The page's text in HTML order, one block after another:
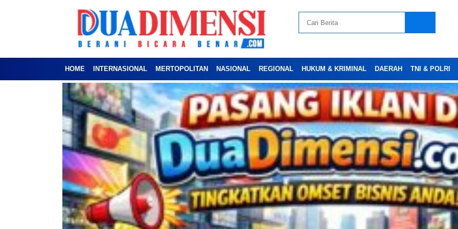
HOME INTERNASIONAL MERTOPOLITAN NASIONAL REGIONAL HUKUM & KRIMINAL DAERAH TNI & POLRI
Advertesment